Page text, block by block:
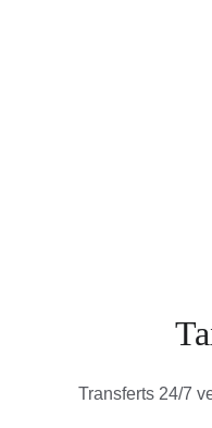
Transferts 24/7